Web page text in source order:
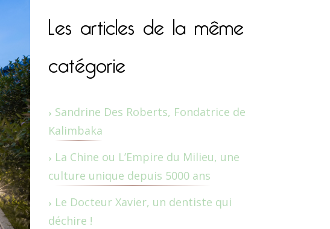
Les articles de la même
catégorie
Sandrine Des Roberts, Fondatrice de
Kalimbaka
La Chine ou L’Empire du Milieu, une
culture unique depuis 5000 ans
Le Docteur Xavier, un dentiste qui
déchire !